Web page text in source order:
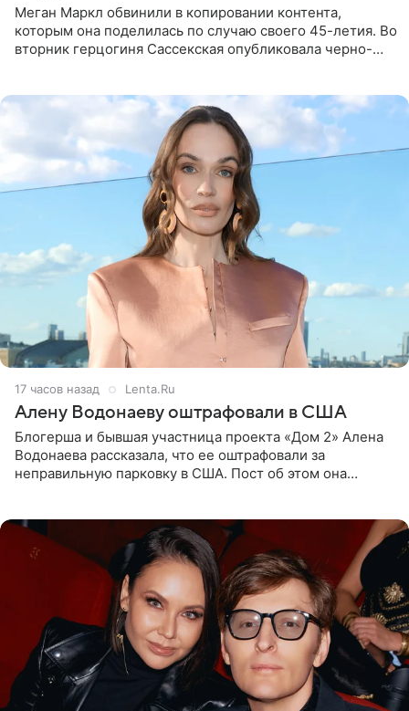
Меган Маркл обвинили в копировании контента,
которым она поделилась по случаю своего 45-летия. Во
вторник герцогиня Сассекская опубликовала черно-
17 часов назад Lenta.Ru
Алену Водонаеву оштрафовали в США
Блогерша и бывшая участница проекта «Дом 2» Алена
Водонаева рассказала, что ее оштрафовали за
неправильную парковку в США. Пост об этом она